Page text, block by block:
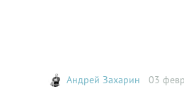
Андрей Захарин 03